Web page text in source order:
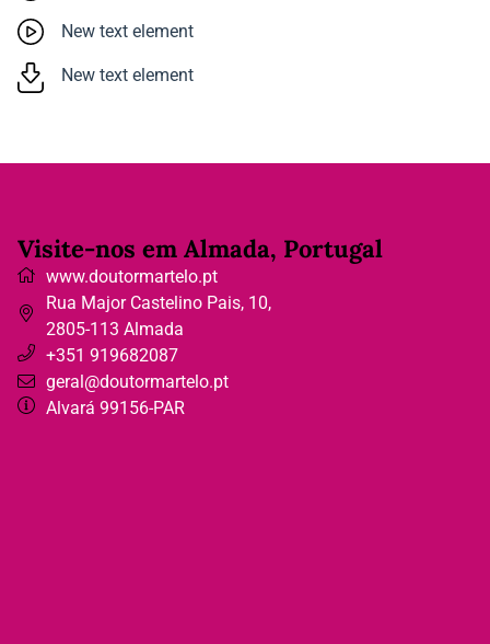
New text element
New text element
Visite-nos em Almada, Portugal
www.doutormartelo.pt
Rua Major Castelino Pais, 10,
2805-113 Almada
+351 919682087
geral@doutormartelo.pt
Alvará 99156-PAR